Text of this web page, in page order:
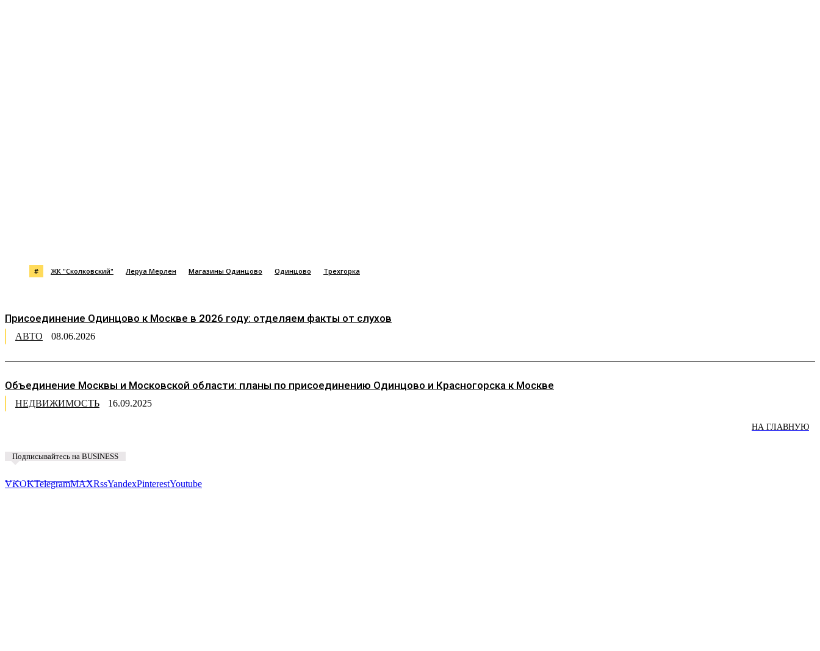
# ЖК "Сколковский" Леруа Мерлен Магазины Одинцово Одинцово Трехгорка
Присоединение Одинцово к Москве в 2026 году: отделяем факты от слухов
АВТО 08.06.2026
Объединение Москвы и Московской области: планы по присоединению Одинцово и Красногорска к Москве
НЕДВИЖИМОСТЬ 16.09.2025
НА ГЛАВНУЮ
Подписывайтесь на BUSINESS
VKOKTelegramMAXRssYandexPinterestYoutube